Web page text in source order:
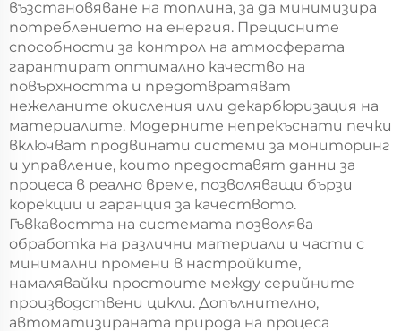
възстановяване на топлина, за да минимизира
потреблението на енергия. Прецисните
способности за контрол на атмосферата
гарантират оптимално качество на
повърхността и предотвратяват
нежеланите окисления или декарбюризация на
материалите. Модерните непрекъснати печки
включват продвинати системи за мониторинг
и управление, които предоставят данни за
процеса в реално време, позволяващи бързи
корекции и гаранция за качеството.
Гъвкавостта на системата позволява
обработка на различни материали и части с
минимални промени в настройките,
намалявайки простоите между серийните
производствени цикли. Допълнително,
автоматизираната природа на процеса